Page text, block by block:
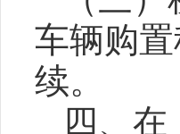
车辆购
续。
四、